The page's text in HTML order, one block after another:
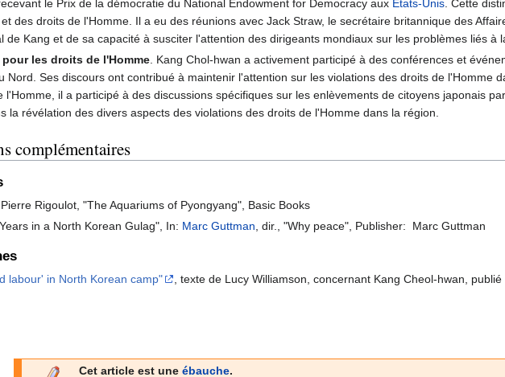
le Prix de la démocratie du National Endowment for Democracy aux États-Unis . Cette
des droits de l'Homme. Il a eu des réunions avec Jack Straw, le secrétaire britannique des
de Kang et de sa capacité à susciter l'attention des dirigeants mondiaux sur les problèmes liés à
pour les droits de l'Homme. Kang Chol-hwan a activement participé à des conférences et
Nord. Ses discours ont contribué à maintenir l'attention sur les violations des droits de l'Homme
l'Homme, il a participé à des discussions spécifiques sur les enlèvements de citoyens japonais
la révélation des divers aspects des violations des droits de l'Homme dans la région.
complémentaires
Pierre Rigoulot, "The Aquariums of Pyongyang", Basic Books
in a North Korean Gulag", In: Marc Guttman, dir., "Why peace", Publisher: ‎ Marc Guttman
labour' in North Korean camp"
, texte de Lucy Williamson, concernant Kang Cheol-hwan,
Cet article est une ébauche.